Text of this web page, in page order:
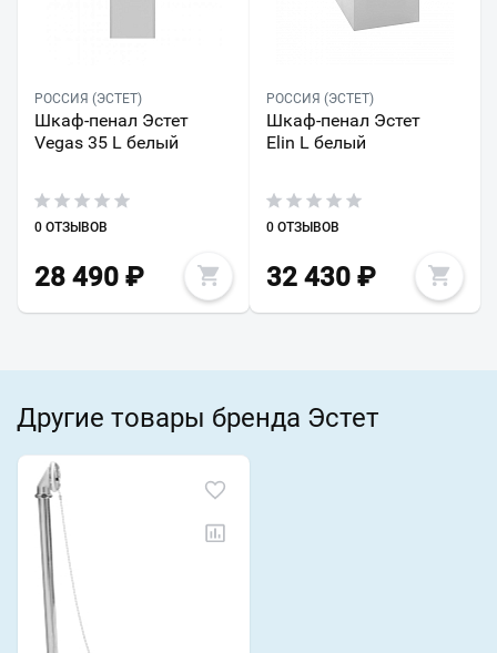
РОССИЯ (ЭСТЕТ)
Шкаф-пенал Эстет
Vegas 35 L белый
0 ОТЗЫВОВ
28 490 ₽
РОССИЯ (ЭСТЕТ)
Шкаф-пенал Эстет
Elin L белый
0 ОТЗЫВОВ
32 430₽
Другие товары бренда Эстет